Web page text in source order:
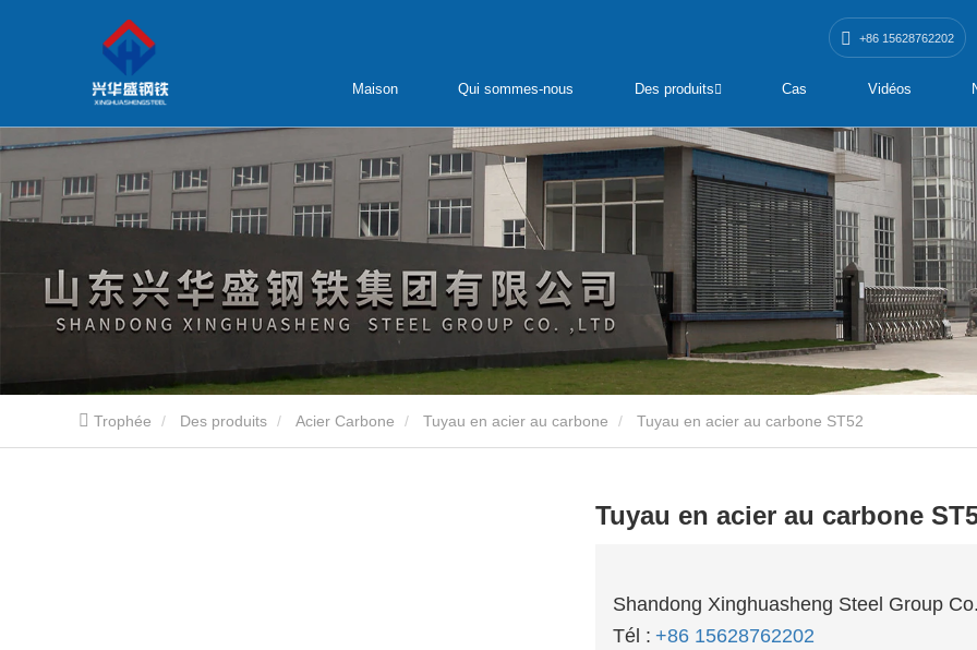
+86 15628762202
Maison Qui sommes-nous Des produits Cas Vidéos
Trophée Des produits Acier Carbone Tuyau en acier au carbone Tuyau en acier au carbone ST52
Tuyau en acier au carbone
Shandong Xinghuasheng Steel Group
Tél : +86 15628762202